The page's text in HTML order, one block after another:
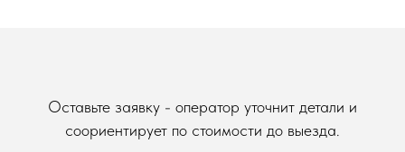
Оставьте заявку - оператор уточнит детали и
соориентирует по стоимости до выезда.